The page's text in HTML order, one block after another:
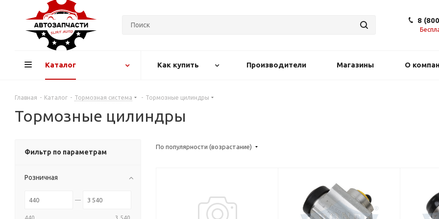
8
Каталог Как купить Производители Магазины О
Главная - Каталог - Тормозная система - Тормозные цилиндры
Тормозные цилиндры
По популярности (возрастание)
Фильтр по параметрам
Розничная